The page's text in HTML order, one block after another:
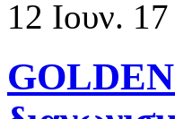
12 Ιουν. 17